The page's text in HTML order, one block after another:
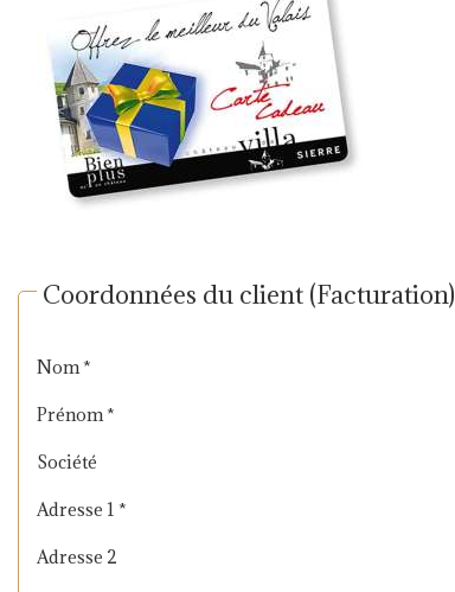
Coordonnées du client (Facturation)
Nom *
Prénom *
Société
Adresse 1 *
Adresse 2